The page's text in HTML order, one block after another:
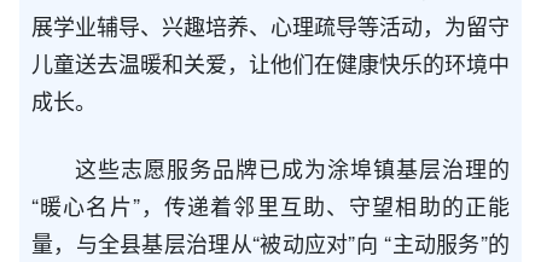
展学业辅导、兴趣培养、心理疏导等活动，为留守
儿童送去温暖和关爱，让他们在健康快乐的环境中
成长。
这些志愿服务品牌已成为涂埠镇基层治理的
“暖心名片”，传递着邻里互助、守望相助的正能
量，与全县基层治理从“被动应对”向 “主动服务”的